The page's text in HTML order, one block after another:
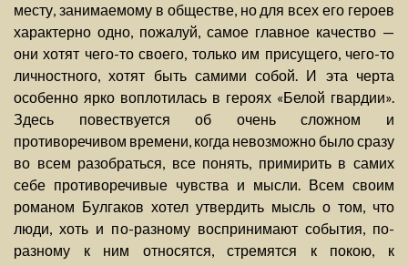
месту, занимаемому в обществе, но для всех его героев
характерно одно, пожалуй, самое главное качество —
они хотят чего-то своего, только им присущего, чего-то
личностного, хотят быть самими собой. И эта черта
особенно ярко воплотилась в героях «Белой гвардии».
Здесь повествуется об очень сложном и
противоречивом времени, когда невозможно было сразу
во всем разобраться, все понять, примирить в самих
себе противоречивые чувства и мысли. Всем своим
романом Булгаков хотел утвердить мысль о том, что
люди, хоть и по-разному воспринимают события, по-
разному к ним относятся, стремятся к покою, к